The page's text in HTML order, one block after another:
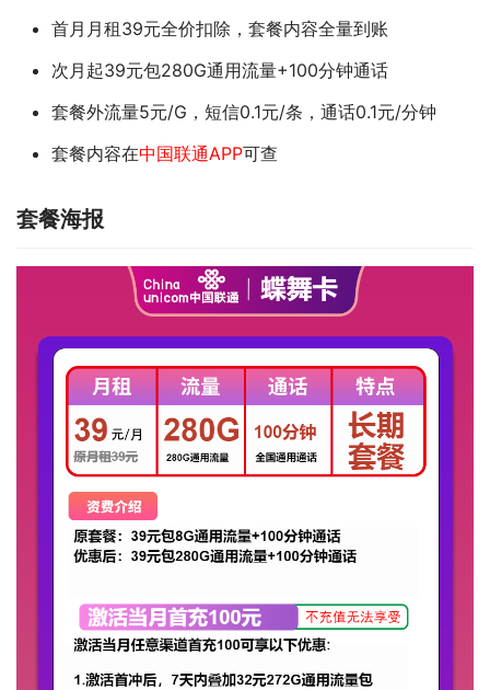
首月月租39元全价扣除，套餐内容全量到账
次月起39元包280G通用流量+100分钟通话
套餐外流量5元/G，短信0.1元/条，通话0.1元/分钟
套餐内容在中国联通APP可查
套餐海报